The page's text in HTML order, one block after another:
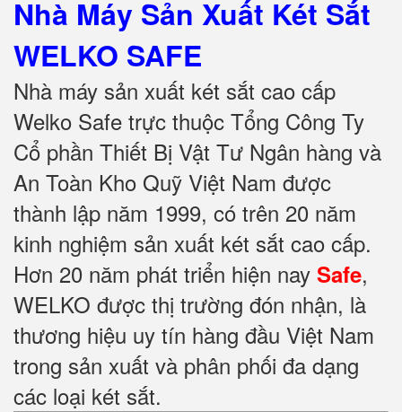
Nhà Máy Sản Xuất Két Sắt
WELKO SAFE
Nhà máy sản xuất két sắt cao cấp
Welko Safe trực thuộc Tổng Công Ty
Cổ phần Thiết Bị Vật Tư Ngân hàng và
An Toàn Kho Quỹ Việt Nam được
thành lập năm 1999, có trên 20 năm
kinh nghiệm sản xuất két sắt cao cấp.
Hơn 20 năm phát triển hiện nay Safe,
WELKO được thị trường đón nhận, là
thương hiệu uy tín hàng đầu Việt Nam
trong sản xuất và phân phối đa dạng
các loại két sắt.